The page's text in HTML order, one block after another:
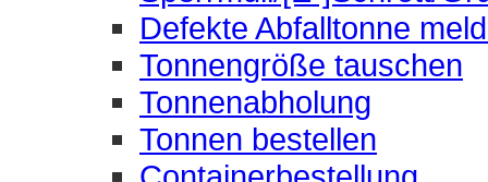
Defekte Abfalltonne
Tonnengröße tauschen
Tonnenabholung
Tonnen bestellen